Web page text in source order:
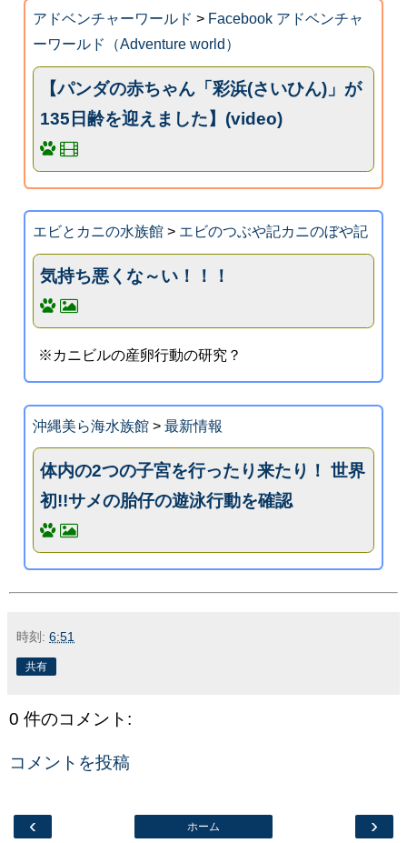
アドベンチャーワールド > Facebook アドベンチャ
ーワールド（Adventure world）
【パンダの赤ちゃん「彩浜(さいひん)」が
135日齢を迎えました】(video)
エビとカニの水族館> エビのつぶや記カニのぼや記
気持ち悪くな～い！！！
※カニビルの産卵行動の研究？
沖縄美ら海水族館> 最新情報
体内の2つの子宮を行ったり来たり！ 世界
初!!サメの胎仔の遊泳行動を確認
時刻: 6:51
共有
0 件のコメント:
コメントを投稿
‹ ›
ホーム